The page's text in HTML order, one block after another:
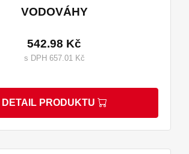
VODOVÁHY
542.98 Kč
s DPH 657.01 Kč
DETAIL PRODUKTU